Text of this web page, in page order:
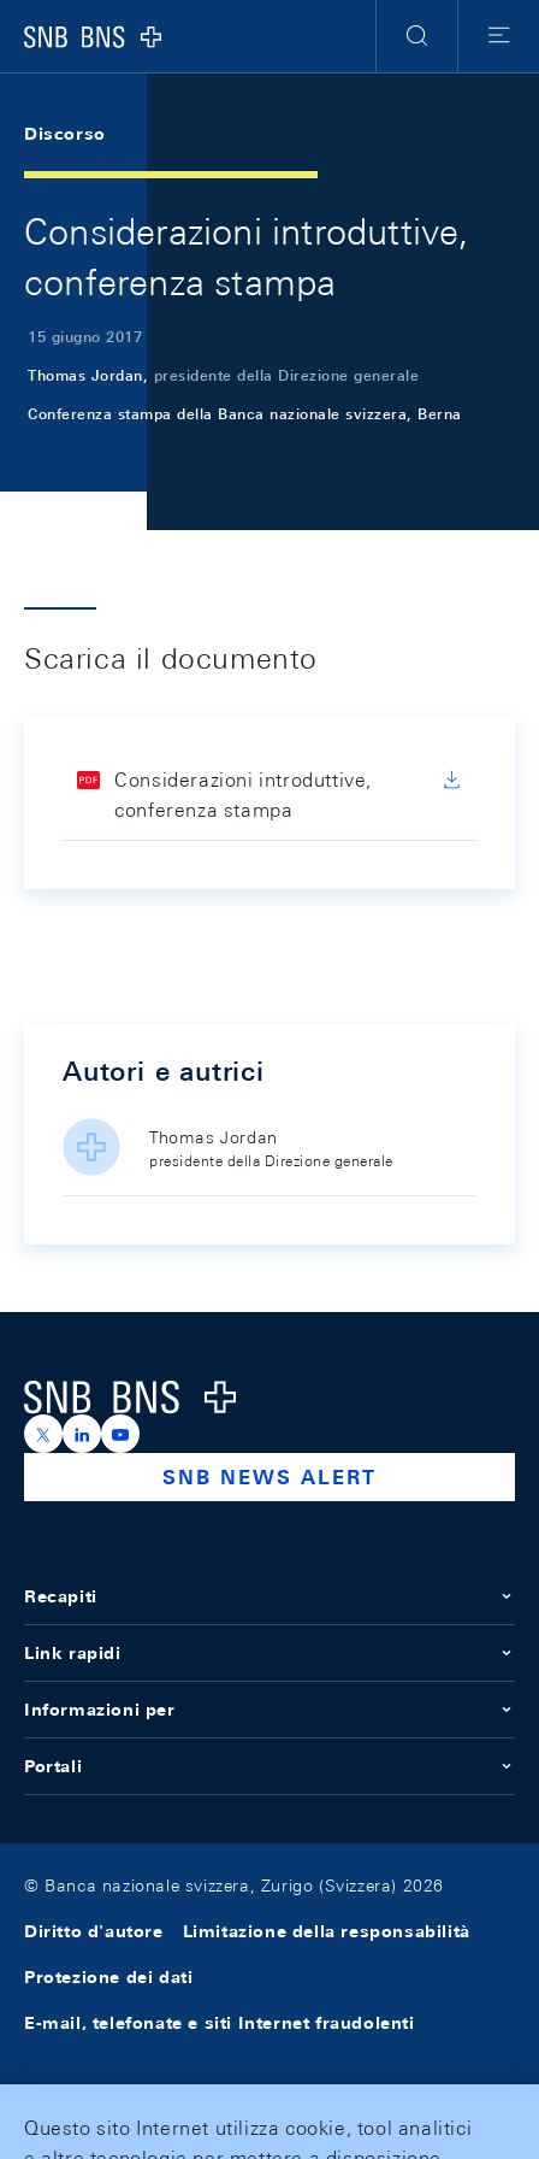
Logo
Ricerca
Menu
Discorso
Considerazioni introduttive,
conferenza stampa
15 giugno 2017
Thomas Jordan, presidente della Direzione generale
Conferenza stampa della Banca nazionale svizzera, Berna
Scarica il documento
Considerazioni introduttive,
conferenza stampa
Autori e autrici
Thomas Jordan
presidente della Direzione generale
Logo
https://x.com/snb_bns
https://ch.linkedin.com/company/swiss-national-
https://www.youtube.com/@swissnationalbank
SNB NEWS ALERT
Recapiti
Link rapidi
Informazioni per
Portali
© Banca nazionale svizzera, Zurigo (Svizzera) 2026
Diritto d'autore Limitazione della responsabilità
Protezione dei dati
E-mail, telefonate e siti Internet fraudolenti
Questo sito Internet utilizza cookie, tool analitici